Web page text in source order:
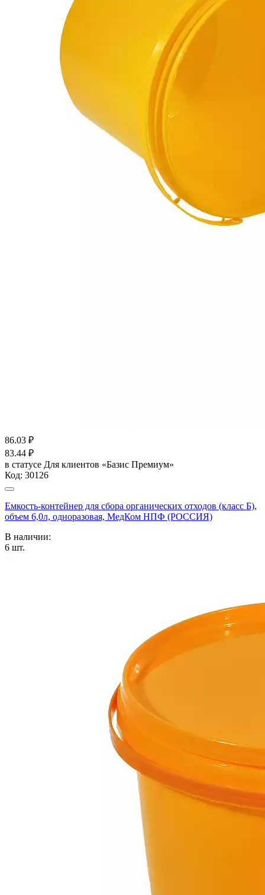
86.03 ₽
83.44 ₽
в статусе Для клиентов «Базис Премиум»
Код: 30126
Емкость-контейнер для сбора органических отходов (класс Б),
объем 6,0л, одноразовая, МедКом НПФ (РОССИЯ)
В наличии:
6 шт.